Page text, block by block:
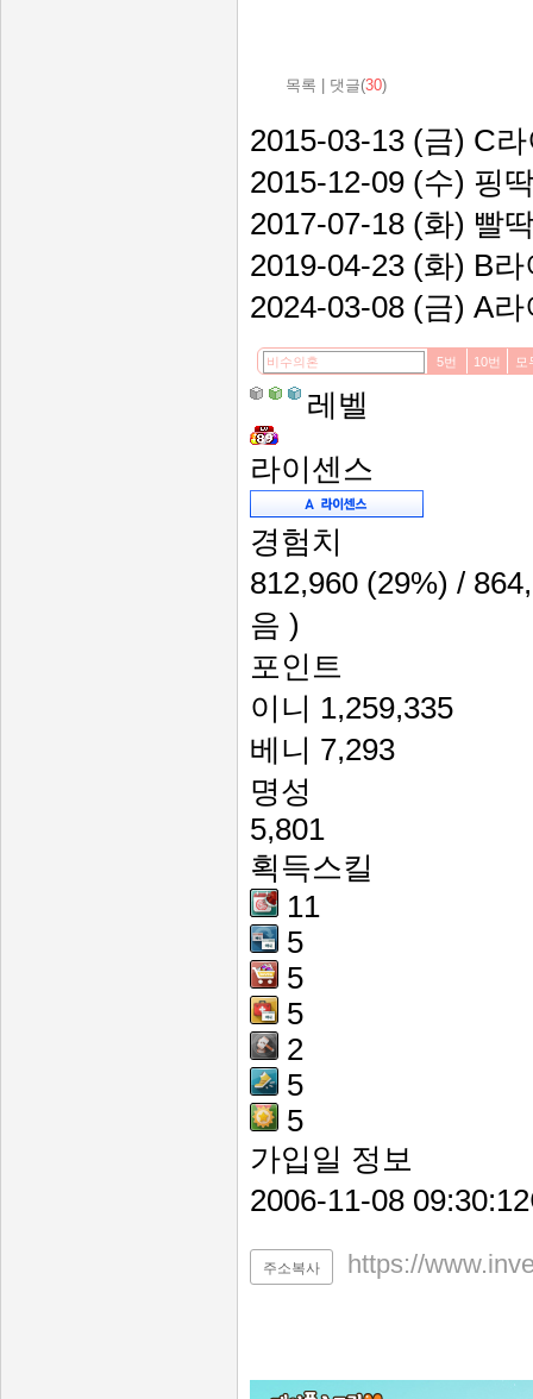
목록 댓글(30)
2015-03-13 (금) C
2015-12-09 (수) 핑
2017-07-18 (화) 빨
2019-04-23 (화) B
2024-03-08 (금) A
5번 10번 모
레벨
라이센스
경험치
812,960 (29%) /
음 )
포인트
이니
1,259,335
베니 7,293
명성
5,801
획득스킬
11
5
5
5
2
5
5
가입일 정보
2006-11-08
주소복사 https://